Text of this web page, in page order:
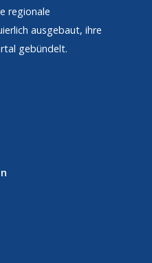
regionale
ausgebaut, ihre
gebündelt.